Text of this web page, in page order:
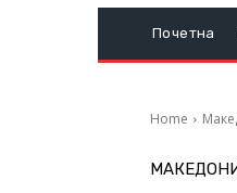
Почетна
Home